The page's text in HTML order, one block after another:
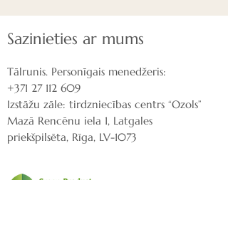
Sazinieties ar mums
Tālrunis. Personīgais menedžeris:
+371 27 112 609
Izstāžu zāle: tirdzniecības centrs “Ozols”
Mazā Rencēnu iela 1, Latgales
priekšpilsēta, Rīga, LV-1073